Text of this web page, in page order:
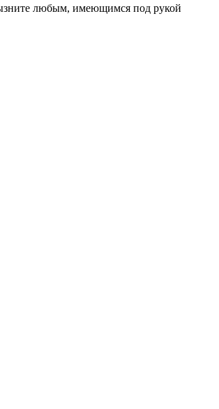
любым, имеющимся под рукой